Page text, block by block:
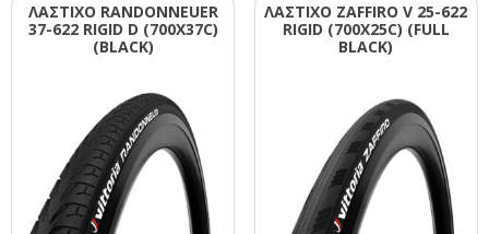
ΛΑΣΤΙΧΟ RΑΝDΟΝΝΕUΕR
37-622 RΙGΙD D (700Χ37C)
(ΒLΑCΚ)
ΛΑΣΤΙΧΟ ΖΑFFΙRΟ V 25-622
RΙGΙD (700Χ25C) (FULL
ΒLΑCΚ)